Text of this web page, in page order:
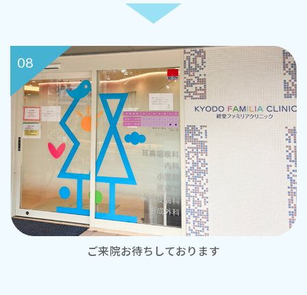
08
ご来院お待ちしております